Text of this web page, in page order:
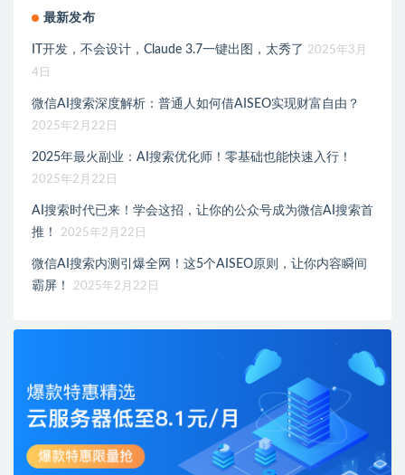
最新发布
IT开发，不会设计，Claude 3.7一键出图，太秀了 2025年3月
4日
微信AI搜索深度解析：普通人如何借AISEO实现财富自由？
2025年2月22日
2025年最火副业：AI搜索优化师！零基础也能快速入行！
2025年2月22日
AI搜索时代已来！学会这招，让你的公众号成为微信AI搜索首
推！
2025年2月22日
微信AI搜索内测引爆全网！这5个AISEO原则，让你内容瞬间
霸屏！
2025年2月22日